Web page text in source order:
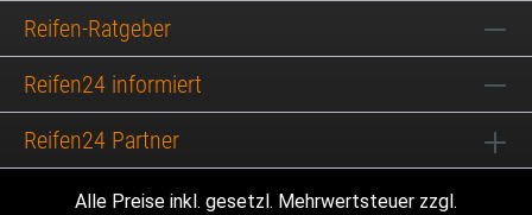
Reifen-Ratgeber
Reifen24 informiert
Reifen24 Partner
Alle Preise inkl. gesetzl. Mehrwertsteuer zzgl.